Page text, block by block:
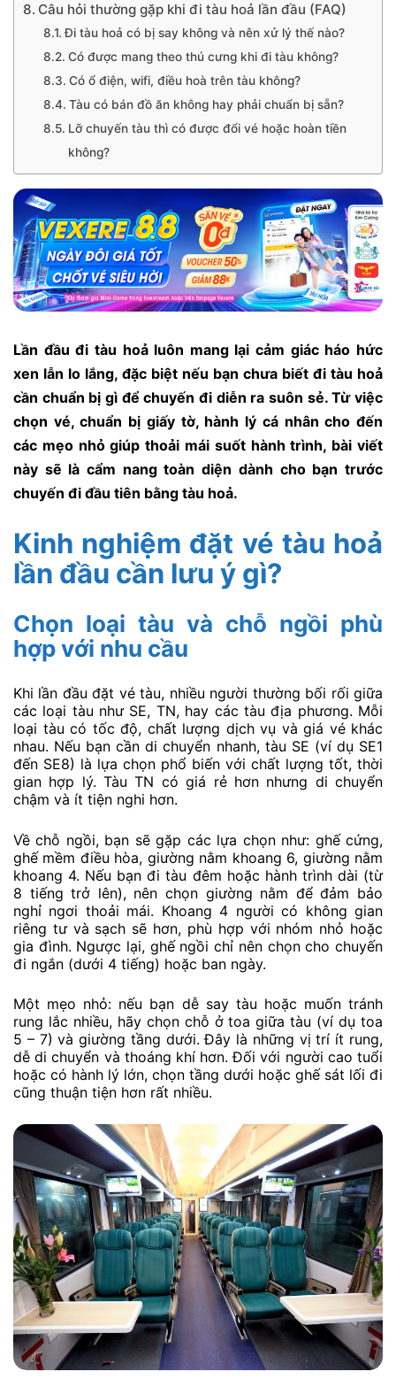
Câu hỏi thường gặp khi đi tàu hoả lần đầu (FAQ)
Đi tàu hoả có bị say không và nên xử lý thế nào?
Có được mang theo thú cưng khi đi tàu không?
Có ổ điện, wifi, điều hoà trên tàu không?
Tàu có bán đồ ăn không hay phải chuẩn bị sẵn?
Lỡ chuyến tàu thì có được đổi vé hoặc hoàn tiền
không?
Lần đầu đi tàu hoả luôn mang lại cảm giác háo hức
xen lẫn lo lắng, đặc biệt nếu bạn chưa biết đi tàu hoả
cần chuẩn bị gì để chuyến đi diễn ra suôn sẻ. Từ việc
chọn vé, chuẩn bị giấy tờ, hành lý cá nhân cho đến
các mẹo nhỏ giúp thoải mái suốt hành trình, bài viết
này sẽ là cẩm nang toàn diện dành cho bạn trước
chuyến đi đầu tiên bằng tàu hoả.
Kinh nghiệm đặt vé tàu hoả
lần đầu cần lưu ý gì?
Chọn loại tàu và chỗ ngồi phù
hợp với nhu cầu
Khi lần đầu đặt vé tàu, nhiều người thường bối rối giữa
các loại tàu như SE, TN, hay các tàu địa phương. Mỗi
loại tàu có tốc độ, chất lượng dịch vụ và giá vé khác
nhau. Nếu bạn cần di chuyển nhanh, tàu SE (ví dụ SE1
đến SE8) là lựa chọn phổ biến với chất lượng tốt, thời
gian hợp lý. Tàu TN có giá rẻ hơn nhưng di chuyển
chậm và ít tiện nghi hơn.
Về chỗ ngồi, bạn sẽ gặp các lựa chọn như: ghế cứng,
ghế mềm điều hòa, giường nằm khoang 6, giường nằm
khoang 4. Nếu bạn đi tàu đêm hoặc hành trình dài (từ
8 tiếng trở lên), nên chọn giường nằm để đảm bảo
nghỉ ngơi thoải mái. Khoang 4 người có không gian
riêng tư và sạch sẽ hơn, phù hợp với nhóm nhỏ hoặc
gia đình. Ngược lại, ghế ngồi chỉ nên chọn cho chuyến
đi ngắn (dưới 4 tiếng) hoặc ban ngày.
Một mẹo nhỏ: nếu bạn dễ say tàu hoặc muốn tránh
rung lắc nhiều, hãy chọn chỗ ở toa giữa tàu (ví dụ toa
5 – 7) và giường tầng dưới. Đây là những vị trí ít rung,
dễ di chuyển và thoáng khí hơn. Đối với người cao tuổi
hoặc có hành lý lớn, chọn tầng dưới hoặc ghế sát lối đi
cũng thuận tiện hơn rất nhiều.